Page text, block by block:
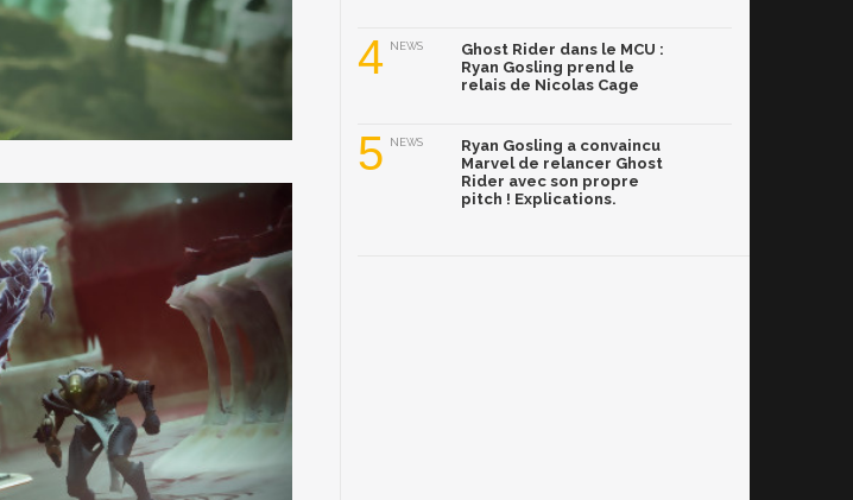
4 NEWS
Ghost Rider dans le MCU :
Ryan Gosling prend le
relais de Nicolas Cage
5 NEWS
Ryan Gosling a convaincu
Marvel de relancer Ghost
Rider avec son propre
pitch ! Explications.